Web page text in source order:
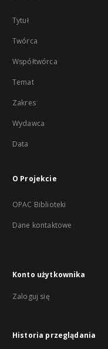
Tytuł
Twórca
Współtwórca
Temat
Zakres
Wydawca
Data
O Projekcie
OPAC Biblioteki
Dane kontaktowe
Konto użytkownika
Zaloguj się
Historia przeglądania